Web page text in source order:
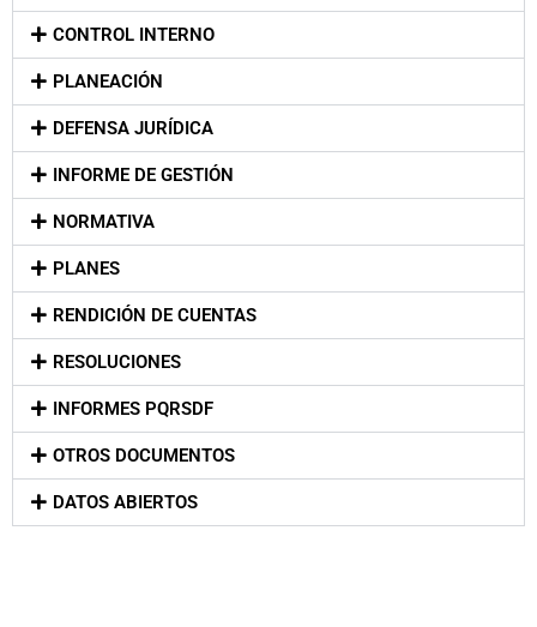
CONTROL INTERNO
PLANEACIÓN
DEFENSA JURÍDICA
INFORME DE GESTIÓN
NORMATIVA
PLANES
RENDICIÓN DE CUENTAS
RESOLUCIONES
INFORMES PQRSDF
OTROS DOCUMENTOS
DATOS ABIERTOS